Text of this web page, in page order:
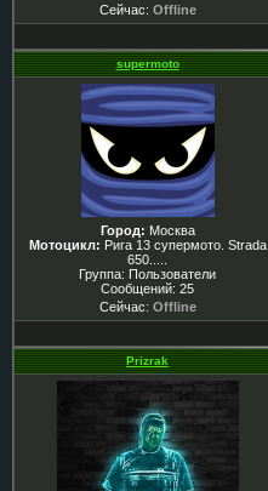
Сейчас: Offline
supermoto
Город: Москва
Мотоцикл: Рига 13 супермото. Strada
650.....
Группа: Пользователи
Сообщений: 25
Сейчас: Offline
Prizrak